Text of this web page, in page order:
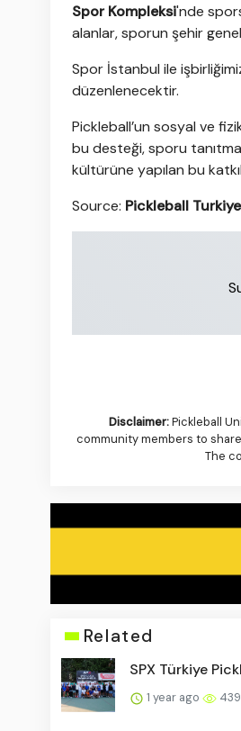
Spor Kompleksi'nde
alanlar, sporun şehir
Spor İstanbul ile
düzenlenecektir.
Pickleball’un sosyal ve
bu desteği, sporu
kültürüne yapılan bu
Source: Pickleball Turkiye
Disclaimer:Pickleball
community members to
The
Related
SPX Türkiye
1 year ago